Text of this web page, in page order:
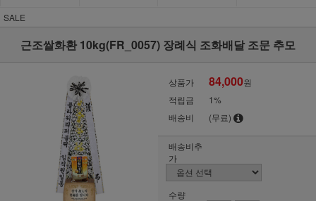
SALE
근조쌀화환 10kg(FR_0057) 장례식 조화배달 조문 추모
상품가 84,000원
적립금
1%
배송비
(무료)
배송비추
가
수량